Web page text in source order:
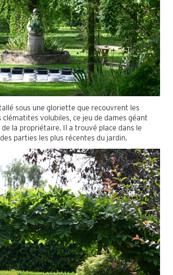
sous une gloriette que recouvrent les
volubiles, ce jeu de dames géant
la propriétaire. Il a trouvé place dans le
parties les plus récentes du jardin.